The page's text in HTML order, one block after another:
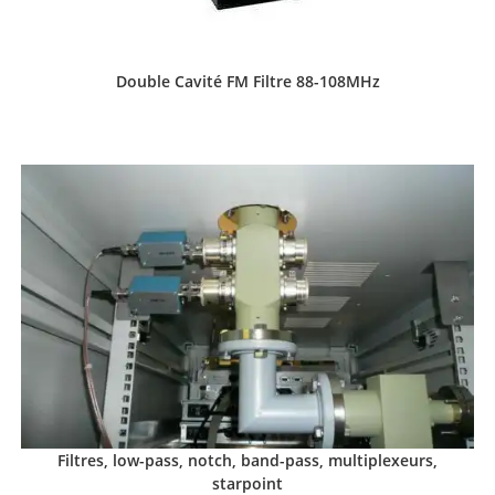
Double Cavité FM Filtre 88-108MHz
Filtres, low-pass, notch, band-pass, multiplexeurs,
starpoint